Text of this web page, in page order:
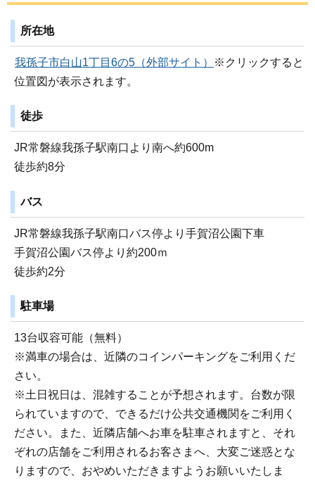
所在地
我孫子市白山1丁目6の5（外部サイト）
※クリックすると
位置図が表示されます。
徒歩
JR常磐線我孫子駅南口より南へ約600m
徒歩約8分
バス
JR常磐線我孫子駅南口バス停より手賀沼公園下車
手賀沼公園バス停より約200ｍ
徒歩約2分
駐車場
13台収容可能（無料）
※満車の場合は、近隣のコインパーキングをご利用くだ
さい。
※土日祝日は、混雑することが予想されます。台数が限
られていますので、できるだけ公共交通機関をご利用く
ださい。また、近隣店舗へお車を駐車されますと、それ
ぞれの店舗をご利用されるお客さまへ、大変ご迷惑とな
りますので、おやめいただきますようお願いいたしま